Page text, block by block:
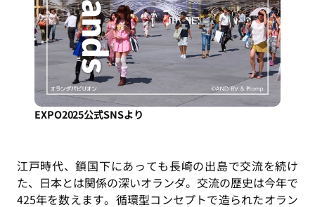
EXPO2025公式SNSより
江戸時代、鎖国下にあっても長崎の出島で交流を続け
た、日本とは関係の深いオランダ。交流の歴史は今年で
425年を数えます。循環型コンセプトで造られたオラン